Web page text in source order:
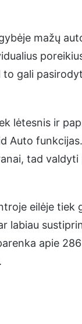
mažų
gali
lėtesnis ir
Auto
tad
eilėje tiek
labiau
apie